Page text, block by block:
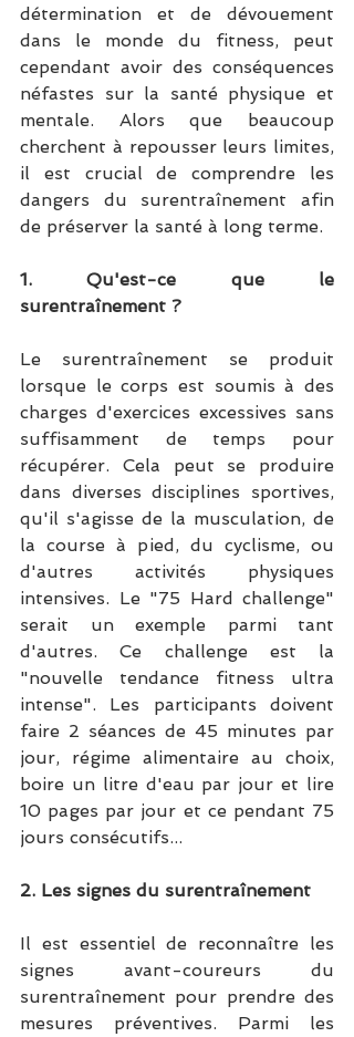
détermination et de dévouement
dans le monde du fitness, peut
cependant avoir des conséquences
néfastes sur la santé physique et
mentale. Alors que beaucoup
cherchent à repousser leurs limites,
il est crucial de comprendre les
dangers du surentraînement afin
de préserver la santé à long terme.
1. Qu'est-ce que le
surentraînement ?
Le surentraînement se produit
lorsque le corps est soumis à des
charges d'exercices excessives sans
suffisamment de temps pour
récupérer. Cela peut se produire
dans diverses disciplines sportives,
qu'il s'agisse de la musculation, de
la course à pied, du cyclisme, ou
d'autres activités physiques
intensives. Le "75 Hard challenge"
serait un exemple parmi tant
d'autres. Ce challenge est la
"nouvelle tendance fitness ultra
intense". Les participants doivent
faire 2 séances de 45 minutes par
jour, régime alimentaire au choix,
boire un litre d'eau par jour et lire
10 pages par jour et ce pendant 75
jours consécutifs...
2. Les signes du surentraînement
Il est essentiel de reconnaître les
signes avant-coureurs du
surentraînement pour prendre des
mesures préventives. Parmi les